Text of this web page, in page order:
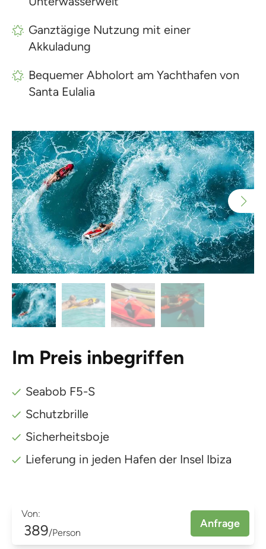
Ganztägige Nutzung mit einer
Akkuladung
Bequemer Abholort am Yachthafen von
Santa Eulalia
Im Preis inbegriffen
Seabob F5-S
Schutzbrille
Sicherheitsboje
Lieferung in jeden Hafen der Insel Ibiza
Von:
389/Person
Anfrage